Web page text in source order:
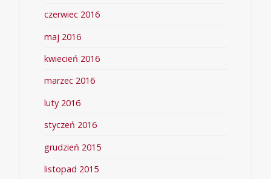
czerwiec 2016
maj 2016
kwiecień 2016
marzec 2016
luty 2016
styczeń 2016
grudzień 2015
listopad 2015